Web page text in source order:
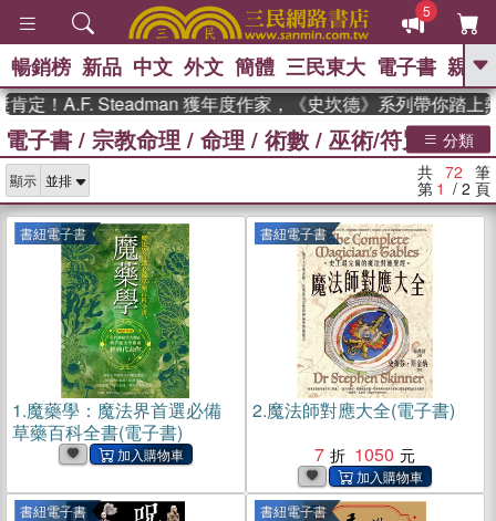
5
GO
熱搜： 東野圭吾 、 高希均教授回憶錄
、 The Odyssey 、 父親節 、 如果歷
國際布克
獎 臺灣漫遊錄 、 方念華 、 台灣的李
登輝時代 、 數學女孩：黎曼猜想
偉大的迷走神經
暢銷榜 新品 中文 外文 簡體 三民東大 電子書 親子
A.F. Steadman 獲年度作家，《史坎德》系列帶你踏上熱血奇
電子書 / 宗教命理 / 命理 / 術數 / 巫術/符咒 分類
顯示 共 72 筆
第 1 / 2 頁
書紐電子書
1.魔藥學：魔法界首選必備
草藥百科全書(電子書)
書紐電子書
2.魔法師對應大全(電子書)
7
1050
書紐電子書 書紐電子書